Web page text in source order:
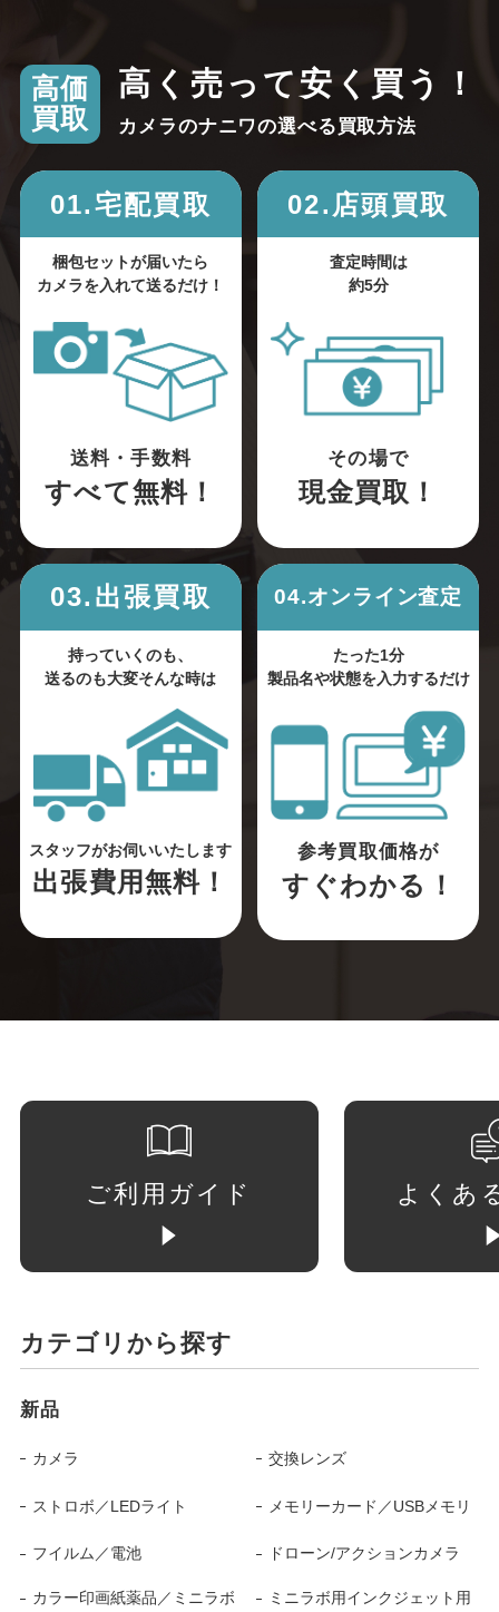
高価
買取
高く売って安く買う！
カメラのナニワの選べる買取方法
01.宅配買取
梱包セットが届いたら
カメラを入れて送るだけ！
送料・手数料
すべて無料！
02.店頭買取
査定時間は
約5分
その場で
現金買取！
03.出張買取
持っていくのも、
送るのも大変そんな時は
スタッフがお伺いいたします
出張費用無料！
04.オンライン査定
たった1分
製品名や状態を入力するだけ
参考買取価格が
すぐわかる！
ご利用ガイド よくあ
カテゴリから探す
新品
カメラ 交換レンズ
ストロボ／LEDライト メモリーカード／USBメモリ
フイルム／電池 ドローン/アクションカメラ
カラー印画紙薬品／ミニラボ ミニラボ用インクジェット用